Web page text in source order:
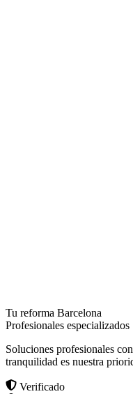
Tu reforma Barcelona
Profesionales especializados
Soluciones profesionales
tranquilidad es nuestra
Verificado